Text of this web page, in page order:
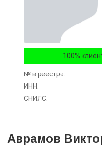
100%
№ в реестре:
ИНН:
СНИЛС:
Аврамов